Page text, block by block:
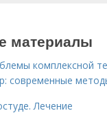
материалы
комплексной
современные
Лечение